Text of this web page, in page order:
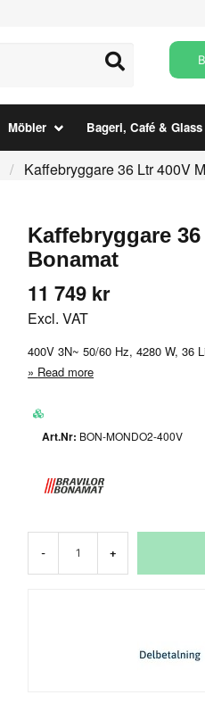
Möbler Bageri, Café & Glass
Kaffebryggare 36 Ltr 400V
Kaffebryggare
Bonamat
11 749 kr
Excl. VAT
400V 3N~ 50/60 Hz, 4280 W, 36
Read more
BON-MONDO2-400V
- +